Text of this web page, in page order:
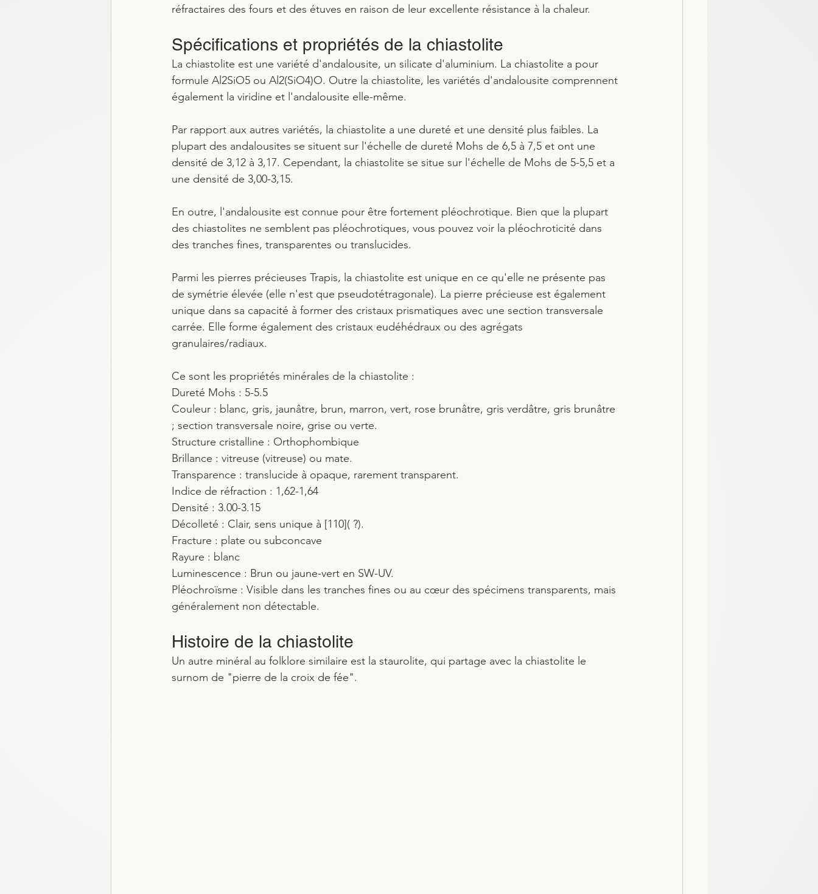
réfractaires des fours et des étuves en raison de leur excellente résistance à la chaleur.
Spécifications et propriétés de la chiastolite
La chiastolite est une variété d'andalousite, un silicate d'aluminium. La chiastolite a pour
formule Al2SiO5 ou Al2(SiO4)O. Outre la chiastolite, les variétés d'andalousite comprennent
également la viridine et l'andalousite elle-même.
Par rapport aux autres variétés, la chiastolite a une dureté et une densité plus faibles. La
plupart des andalousites se situent sur l'échelle de dureté Mohs de 6,5 à 7,5 et ont une
densité de 3,12 à 3,17. Cependant, la chiastolite se situe sur l'échelle de Mohs de 5-5,5 et a
une densité de 3,00-3,15.
En outre, l'andalousite est connue pour être fortement pléochrotique. Bien que la plupart
des chiastolites ne semblent pas pléochrotiques, vous pouvez voir la pléochroticité dans
des tranches fines, transparentes ou translucides.
Parmi les pierres précieuses Trapis, la chiastolite est unique en ce qu'elle ne présente pas
de symétrie élevée (elle n'est que pseudotétragonale). La pierre précieuse est également
unique dans sa capacité à former des cristaux prismatiques avec une section transversale
carrée. Elle forme également des cristaux eudéhédraux ou des agrégats
granulaires/radiaux.
Ce sont les propriétés minérales de la chiastolite :
Dureté Mohs : 5-5.5
Couleur : blanc, gris, jaunâtre, brun, marron, vert, rose brunâtre, gris verdâtre, gris brunâtre
; section transversale noire, grise ou verte.
Structure cristalline : Orthophombique
Brillance : vitreuse (vitreuse) ou mate.
Transparence : translucide à opaque, rarement transparent.
Indice de réfraction : 1,62-1,64
Densité : 3.00-3.15
Décolleté : Clair, sens unique à [110]( ?).
Fracture : plate ou subconcave
Rayure : blanc
Luminescence : Brun ou jaune-vert en SW-UV.
Pléochroïsme : Visible dans les tranches fines ou au cœur des spécimens transparents, mais
généralement non détectable.
Histoire de la chiastolite
Un autre minéral au folklore similaire est la staurolite, qui partage avec la chiastolite le
surnom de "pierre de la croix de fée".